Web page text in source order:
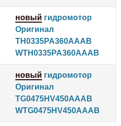
новый гидромотор
Оригинал
TH0335PA360AAAB
WTH0335PA360AAAB
новый гидромотор
Оригинал
TG0475HV450AAAB
WTG0475HV450AAAB